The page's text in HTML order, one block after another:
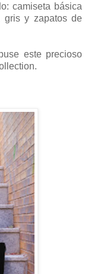
camiseta básica
gris y zapatos de
este precioso